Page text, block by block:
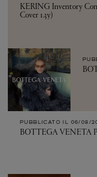
KERING Inventory
Cover 1.3y)
PUBBLICATO IL 06/08/
BOTTEGA VENETA